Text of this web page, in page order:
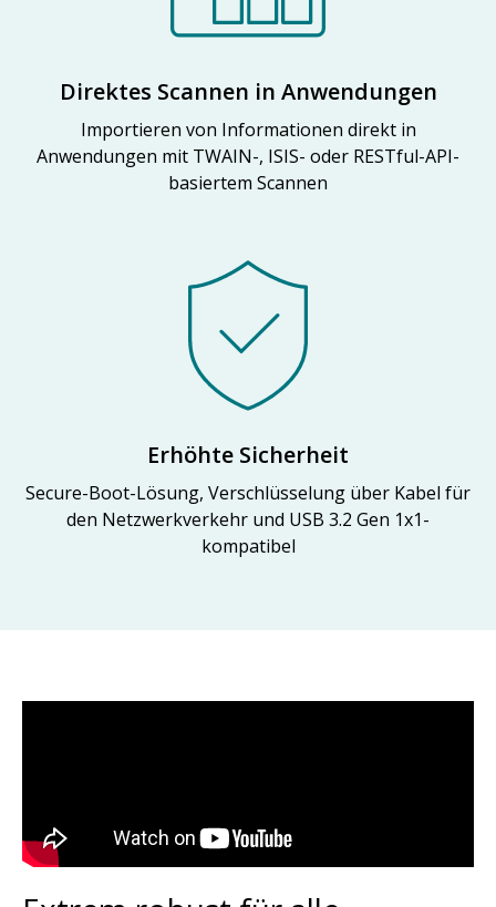
Direktes Scannen in Anwendungen
Importieren von Informationen direkt in
Anwendungen mit TWAIN-, ISIS- oder RESTful-API-
basiertem Scannen
Erhöhte Sicherheit
Secure-Boot-Lösung, Verschlüsselung über Kabel für
den Netzwerkverkehr und USB 3.2 Gen 1x1-
kompatibel